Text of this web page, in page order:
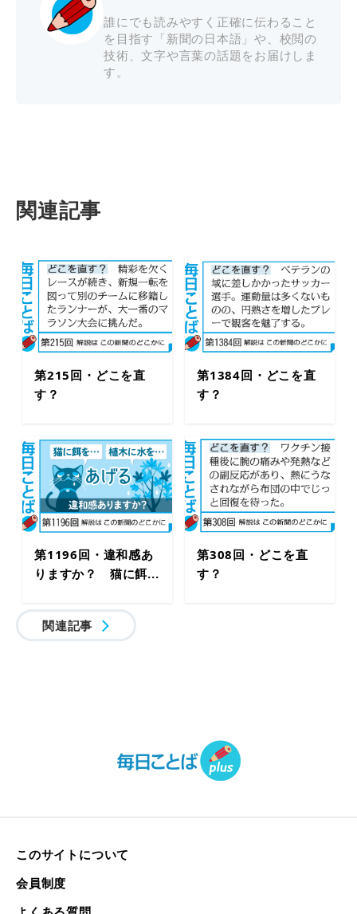
誰にでも読みやすく正確に伝わること
を目指す「新聞の日本語」や、校閲の
技術、文字や言葉の話題をお届けしま
す。
関連記事
第215回・どこを直
す？
第1384回・どこを直
す？
第1196回・違和感あ
りますか？ 猫に餌...
第308回・どこを直
す？
関連記事
このサイトについて
会員制度